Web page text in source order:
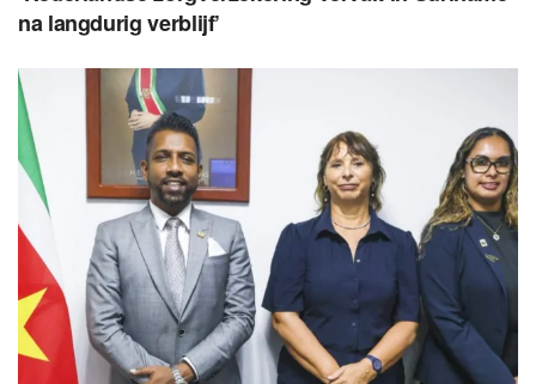
na langdurig verblijf’